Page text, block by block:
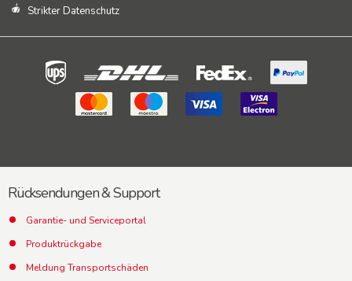
Strikter Datenschutz
Rücksendungen & Support
Garantie- und Serviceportal
Produktrückgabe
Meldung Transportschäden